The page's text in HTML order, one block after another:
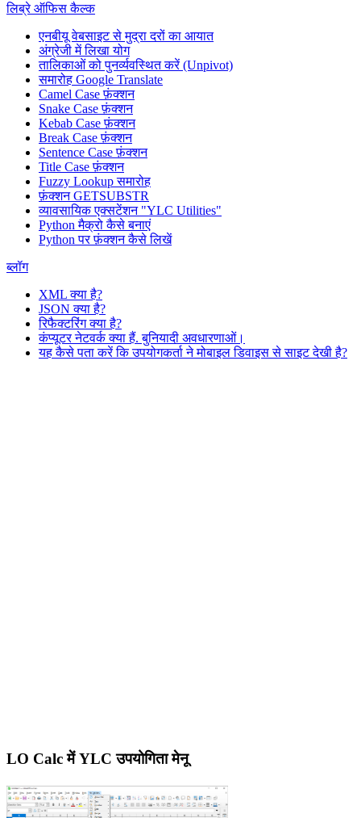
लिब्रे ऑफिस कैल्क
एनबीयू वेबसाइट से मुद्रा दरों का आयात
अंग्रेजी में लिखा योग
तालिकाओं को पुनर्व्यवस्थित करें (Unpivot)
समारोह Google Translate
Camel Case फ़ंक्शन
Snake Case फ़ंक्शन
Kebab Case फ़ंक्शन
Break Case फ़ंक्शन
Sentence Case फ़ंक्शन
Title Case फ़ंक्शन
Fuzzy Lookupसमारोह
फ़ंक्शन GETSUBSTR
व्यावसायिक एक्सटेंशन "YLC Utilities"
Python मैक्रो कैसे बनाएं
Python पर फ़ंक्शन कैसे लिखें
ब्लॉग
XML क्या है?
JSON क्या है?
रिफैक्टरिंग क्या है?
कंप्यूटर नेटवर्क क्या हैं. बुनियादी अवधारणाओं।
यह कैसे पता करें कि उपयोगकर्ता ने मोबाइल डिवाइस से साइट देखी है?
LO Calc में YLC उपयोगिता मेनू